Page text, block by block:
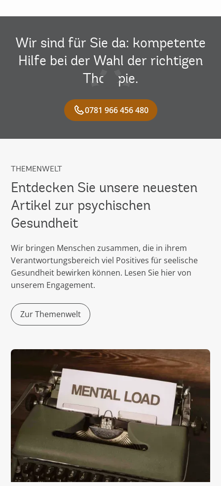
Wir sind für Sie da: kompetente
Hilfe bei der Wahl der richtigen
Therapie.
0781 966 456 480
THEMENWELT
Entdecken Sie unsere neuesten
Artikel zur psychischen
Gesundheit
Wir bringen Menschen zusammen, die in ihrem
Verantwortungsbereich viel Positives für seelische
Gesundheit bewirken können. Lesen Sie hier von
unserem Engagement.
Zur Themenwelt